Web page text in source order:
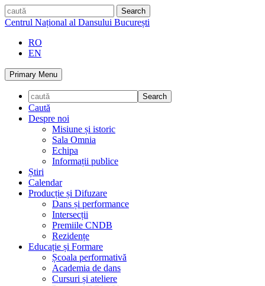
Skip
to
caută
Centrul Național al Dansului București
RO
EN
Primary Menu
Caută
Despre noi
Misiune și istoric
Sala Omnia
Echipa
Informații publice
Știri
Calendar
Producție și Difuzare
Dans și performance
Intersecții
Premiile CNDB
Rezidențe
Educație și Formare
Școala performativă
Academia de dans
Cursuri și ateliere